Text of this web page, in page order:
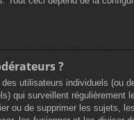
?
utilisateurs individuels (ou
qui surveillent régulièrement
ou de supprimer les sujets,